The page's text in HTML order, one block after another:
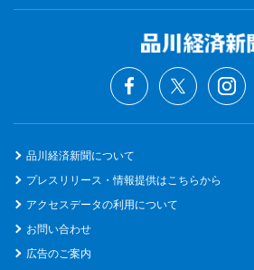
品川経済新聞について
プレスリリース・情報提供はこちらから
アクセスデータの利用について
お問い合わせ
広告のご案内